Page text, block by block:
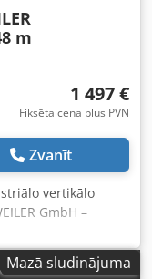
m
1 497 €
Fiksēta cena plus PVN
Zvanīt
vertikālo
GmbH –
Sūknis
un
Iekārta
Mazā sludinājuma